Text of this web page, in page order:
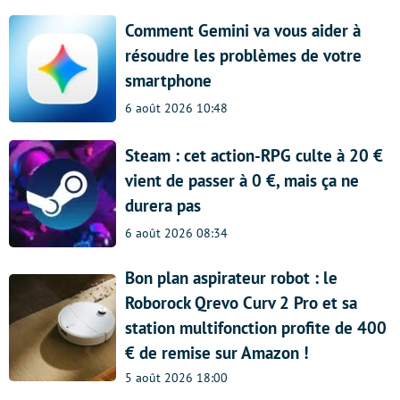
Comment Gemini va vous aider à
résoudre les problèmes de votre
smartphone
6 août 2026 10:48
Steam : cet action-RPG culte à 20 €
vient de passer à 0 €, mais ça ne
durera pas
6 août 2026 08:34
Bon plan aspirateur robot : le
Roborock Qrevo Curv 2 Pro et sa
station multifonction profite de 400
€ de remise sur Amazon !
5 août 2026 18:00